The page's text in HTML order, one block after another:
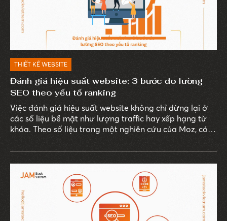
THIẾT KẾ WEBSITE
Đánh giá hiệu suất website: 3 bước đo lường
SEO theo yếu tố ranking
Việc đánh giá hiệu suất website không chỉ dừng lại ở
các số liệu bề mặt như lượng traffic hay xếp hạng từ
khóa. Theo số liệu trong một nghiên cứu của Moz, có
tìm kiếm, và trong số này, chỉ ít doanh nghiệp thực sự
sử dụng dữ liệu SEO để đo lường giá trị thực sự từ các
chiến dịch marketing.